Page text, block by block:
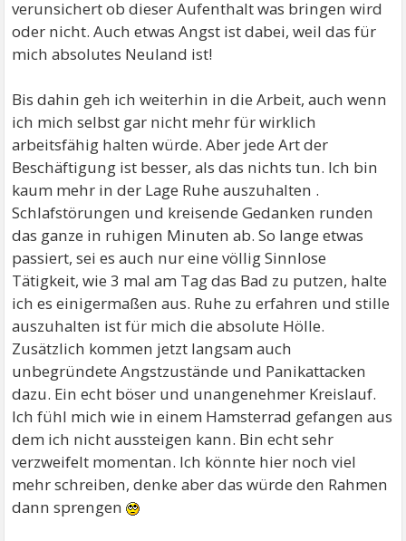
verunsichert ob dieser Aufenthalt was bringen wird
oder nicht. Auch etwas Angst ist dabei, weil das für
mich absolutes Neuland ist!
Bis dahin geh ich weiterhin in die Arbeit, auch wenn
ich mich selbst gar nicht mehr für wirklich
arbeitsfähig halten würde. Aber jede Art der
Beschäftigung ist besser, als das nichts tun. Ich bin
kaum mehr in der Lage Ruhe auszuhalten .
Schlafstörungen und kreisende Gedanken runden
das ganze in ruhigen Minuten ab. So lange etwas
passiert, sei es auch nur eine völlig Sinnlose
Tätigkeit, wie 3 mal am Tag das Bad zu putzen, halte
ich es einigermaßen aus. Ruhe zu erfahren und stille
auszuhalten ist für mich die absolute Hölle.
Zusätzlich kommen jetzt langsam auch
unbegründete Angstzustände und Panikattacken
dazu. Ein echt böser und unangenehmer Kreislauf.
Ich fühl mich wie in einem Hamsterrad gefangen aus
dem ich nicht aussteigen kann. Bin echt sehr
verzweifelt momentan. Ich könnte hier noch viel
mehr schreiben, denke aber das würde den Rahmen
dann sprengen